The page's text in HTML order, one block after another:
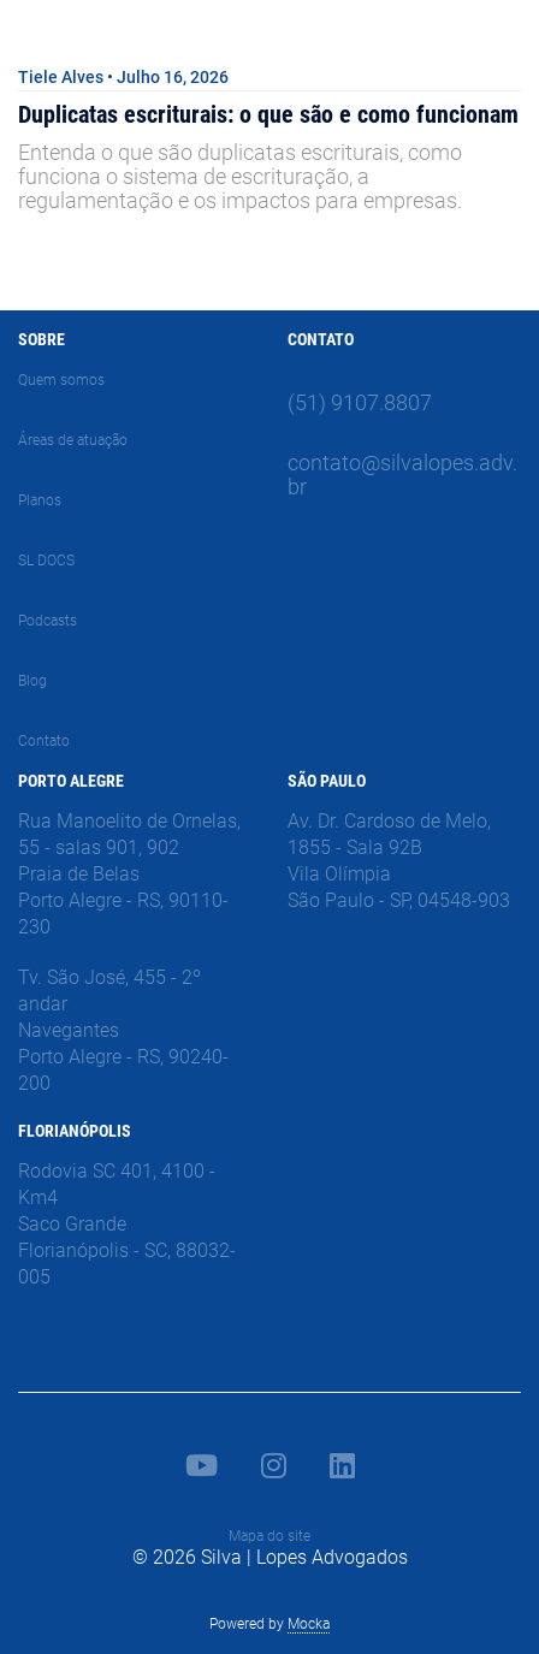
Tiele Alves • Julho 16, 2026
Duplicatas escriturais: o que são e como funcionam
Entenda o que são duplicatas escriturais, como
funciona o sistema de escrituração, a
regulamentação e os impactos para empresas.
SOBRE
Quem somos
Áreas de atuação
Planos
SL DOCS
Podcasts
Blog
Contato
CONTATO
(51) 9107.8807
contato@silvalopes.adv.
br
PORTO ALEGRE
Rua Manoelito de Ornelas,
55 - salas 901, 902
Praia de Belas
Porto Alegre - RS, 90110-
230
Tv. São José, 455 - 2º
andar
Navegantes
Porto Alegre - RS, 90240-
200
FLORIANÓPOLIS
Rodovia SC 401, 4100 -
Km4
Saco Grande
Florianópolis - SC, 88032-
005
SÃO PAULO
Av. Dr. Cardoso de Melo,
1855 - Sala 92B
Vila Olímpia
São Paulo - SP, 04548-903
Mapa do site
© 2026 Silva | Lopes Advogados
Powered by Mocka